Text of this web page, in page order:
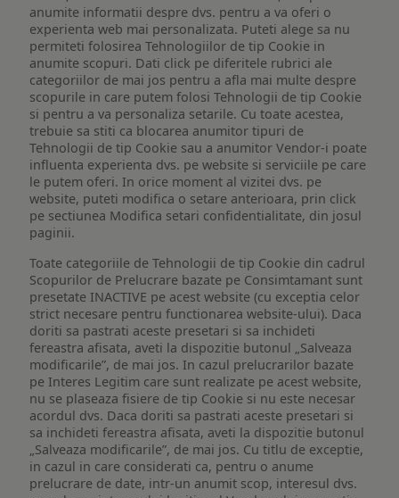
anumite informatii despre dvs. pentru a va oferi o
experienta web mai personalizata. Puteti alege sa nu
permiteti folosirea Tehnologiilor de tip Cookie in
anumite scopuri. Dati click pe diferitele rubrici ale
categoriilor de mai jos pentru a afla mai multe despre
scopurile in care putem folosi Tehnologii de tip Cookie
si pentru a va personaliza setarile. Cu toate acestea,
trebuie sa stiti ca blocarea anumitor tipuri de
Tehnologii de tip Cookie sau a anumitor Vendor-i poate
influenta experienta dvs. pe website si serviciile pe care
le putem oferi. In orice moment al vizitei dvs. pe
website, puteti modifica o setare anterioara, prin click
pe sectiunea Modifica setari confidentialitate, din josul
paginii.
Toate categoriile de Tehnologii de tip Cookie din cadrul
Scopurilor de Prelucrare bazate pe Consimtamant sunt
presetate INACTIVE pe acest website (cu exceptia celor
strict necesare pentru functionarea website-ului). Daca
doriti sa pastrati aceste presetari si sa inchideti
fereastra afisata, aveti la dispozitie butonul „Salveaza
modificarile”, de mai jos. In cazul prelucrarilor bazate
pe Interes Legitim care sunt realizate pe acest website,
nu se plaseaza fisiere de tip Cookie si nu este necesar
acordul dvs. Daca doriti sa pastrati aceste presetari si
sa inchideti fereastra afisata, aveti la dispozitie butonul
„Salveaza modificarile”, de mai jos. Cu titlu de exceptie,
in cazul in care considerati ca, pentru o anume
prelucrare de date, intr-un anumit scop, interesul dvs.